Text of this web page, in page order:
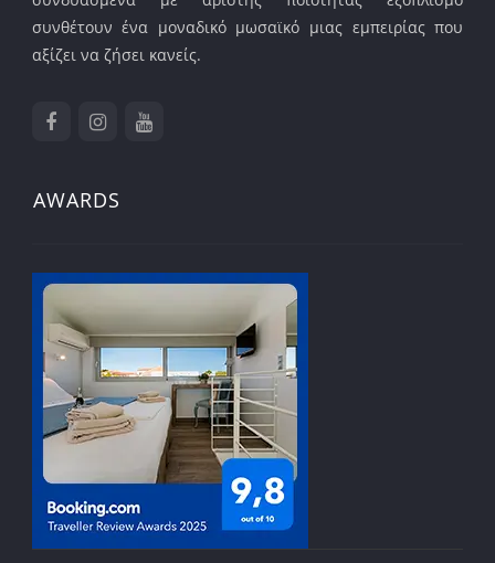
συνθέτουν ένα μοναδικό μωσαϊκό μιας εμπειρίας που
αξίζει να ζήσει κανείς.
AWARDS